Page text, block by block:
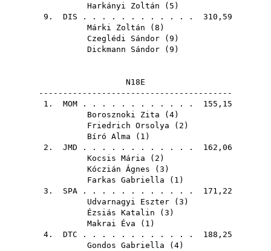
Harkányi Zoltán ( 5 )
9. DIS . . . . . . . . . . . . 310,59
Márki Zoltán ( 8 )
Czeglédi Sándor ( 9 )
Dickmann Sándor ( 9 )
N18E
----------------------------------------
1. MOM . . . . . . . . . . . . 155,15
Borosznoki Zita ( 4)
Friedrich Orsolya ( 2 )
Bíró Alma ( 1 )
2. JMD . . . . . . . . . . . . 162,06
Kocsis Mária ( 2 )
Kóczián Ágnes ( 3 )
Farkas Gabriella ( 1 )
3. SPA . . . . . . . . . . . . 171,22
Udvarnagyi Eszter ( 3 )
Ézsiás Katalin ( 3 )
Makrai Éva ( 1 )
4. DTC . . . . . . . . . . . . 188,25
Gondos Gabriella ( 4)